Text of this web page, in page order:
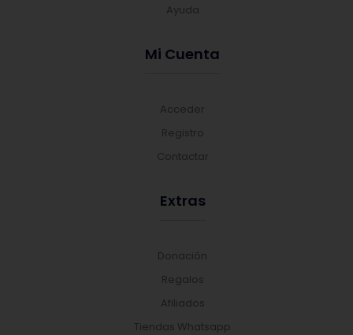
Ayuda
Mi Cuenta
Acceder
Registro
Contactar
Extras
Donación
Regalos
Afiliados
Tiendas Whatsapp